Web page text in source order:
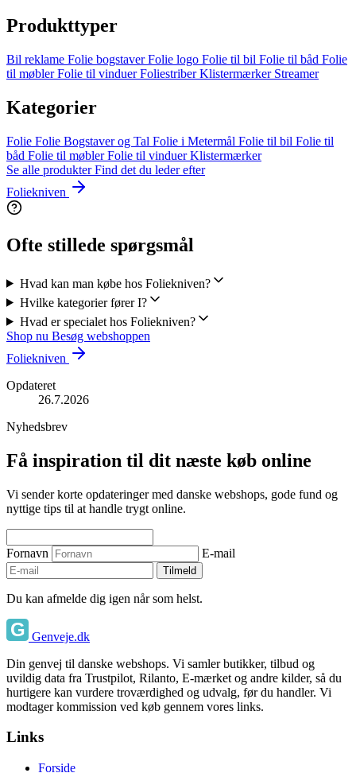
Produkttyper
Bil reklame Folie bogstaverFolie logo Folie til bil Folie til båd Folie
til møblerFolie til vinduerFoliestriberKlistermærker Streamer
Kategorier
Folie Folie Bogstaver og Tal Folie i Metermål Folie til bil Folie til
båd Folie til møblerFolie til vinduerKlistermærker
Se alle produkterFind det du leder efter
Foliekniven
Ofte stillede spørgsmål
Hvad kan man købe hos Foliekniven?
Hvilke kategorier fører I?
Hvad er specialet hos Foliekniven?
Shop nu Besøg webshoppen
Foliekniven
Opdateret
26.7.2026
Nyhedsbrev
Få inspiration til dit næste køb online
Vi sender korte opdateringer med danske webshops, gode fund og
nyttige tips til at handle trygt online.
Fornavn E-mail
Tilmeld
Du kan afmelde dig igen når som helst.
Genveje.dk
Din genvej til danske webshops. Vi samler butikker, tilbud og
uvildig data fra Trustpilot, Rilanto, E-mærket og andre kilder, så du
hurtigere kan vurdere troværdighed og udvalg, før du handler. Vi
modtager kommission ved køb gennem vores links.
Links
Forside